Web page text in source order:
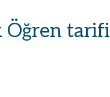
Öğren tarifi